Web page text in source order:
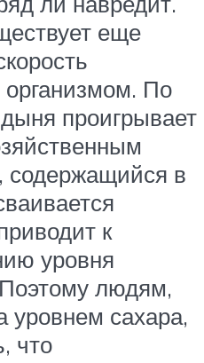
еще
По
проигрывает
содержащийся в
к
уровня
людям,
уровнем сахара,
что